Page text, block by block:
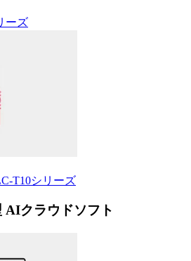
ーズ
T10シリーズ
AIクラウドソフト